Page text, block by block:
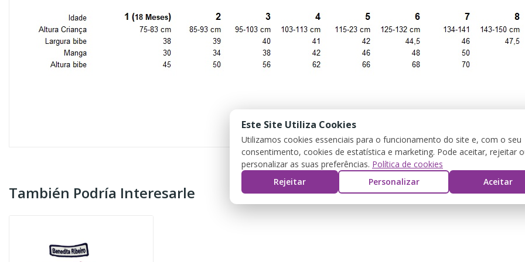
También Podría Interesarle
Este Site Utiliza Cookies
Utilizamos cookies essenciais para o funcionamento do site e, com o seu
consentimento, cookies de estatística e marketing. Pode aceitar, rejeitar
personalizar as suas preferências. Política de cookies
Rejeitar
Personalizar Aceitar